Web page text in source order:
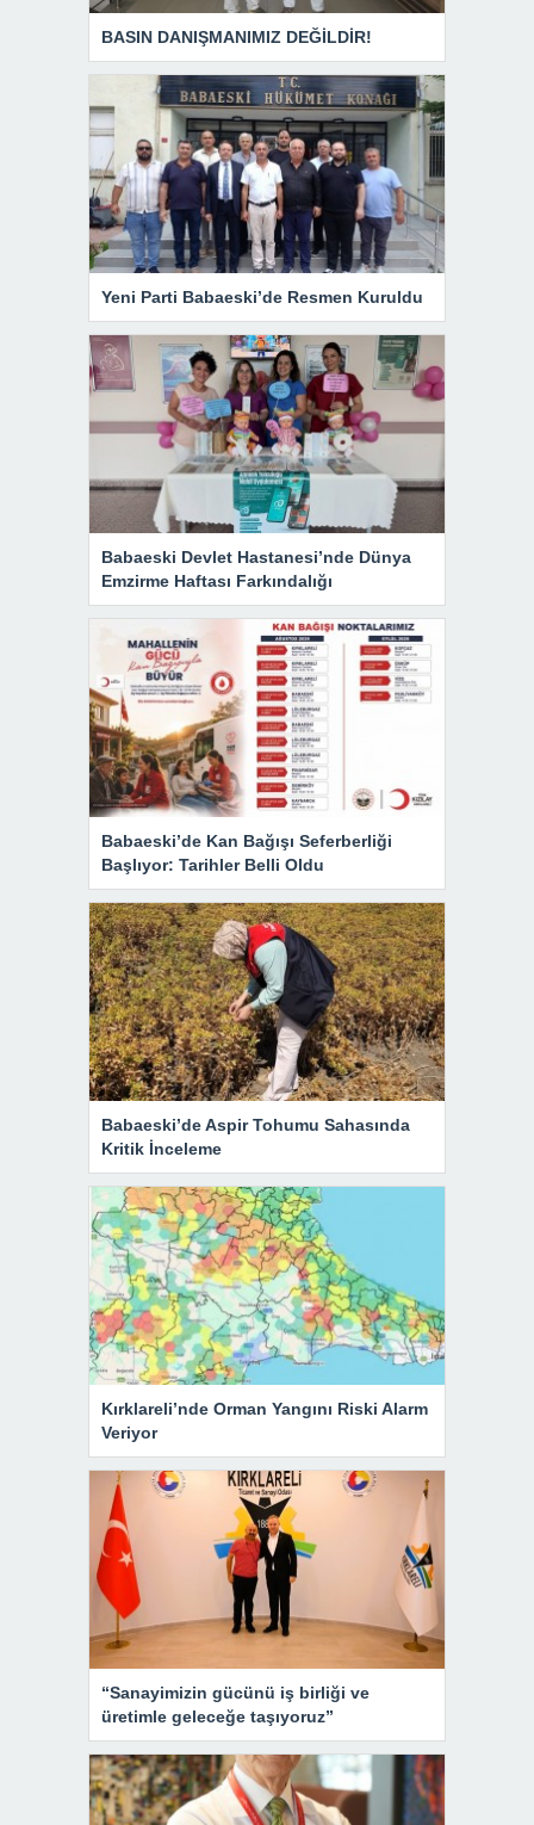
BASIN DANIŞMANIMIZ DEĞİLDİR!
Yeni Parti Babaeski’de Resmen Kuruldu
Babaeski Devlet Hastanesi’nde Dünya
Emzirme Haftası Farkındalığı
Babaeski’de Kan Bağışı Seferberliği
Başlıyor: Tarihler Belli Oldu
Babaeski’de Aspir Tohumu Sahasında
Kritik İnceleme
Kırklareli’nde Orman Yangını Riski Alarm
Veriyor
“Sanayimizin gücünü iş birliği ve
üretimle geleceğe taşıyoruz”